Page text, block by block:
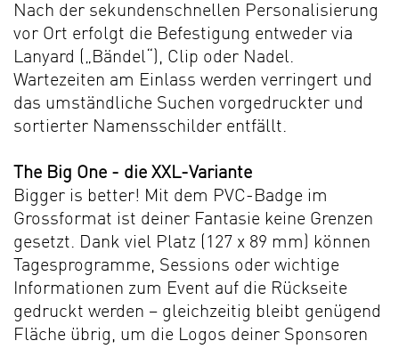
Nach der sekundenschnellen Personalisierung
vor Ort erfolgt die Befestigung entweder via
Lanyard („Bändel“), Clip oder Nadel.
Wartezeiten am Einlass werden verringert und
das umständliche Suchen vorgedruckter und
sortierter Namensschilder entfällt.
The Big One - die XXL-Variante
Bigger is better! Mit dem PVC-Badge im
Grossformat ist deiner Fantasie keine Grenzen
gesetzt. Dank viel Platz (127 x 89 mm) können
Tagesprogramme, Sessions oder wichtige
Informationen zum Event auf die Rückseite
gedruckt werden – gleichzeitig bleibt genügend
Fläche übrig, um die Logos deiner Sponsoren